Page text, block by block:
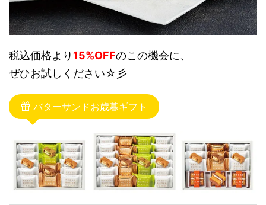
税込価格より 15%OFFのこの機会に、
ぜひお試しください☆彡
バターサンドお歳暮ギフト